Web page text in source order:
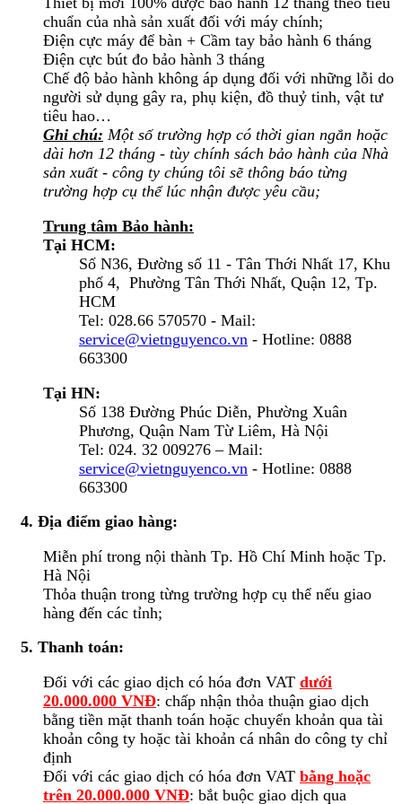
chuẩn của nhà sản xuất đối với máy chính;
Điện cực máy để bàn + Cầm tay bảo hành 6 tháng
Điện cực bút đo bảo hành 3 tháng
Chế độ bảo hành không áp dụng đối với những lỗi do
người sử dụng gây ra, phụ kiện, đồ thuỷ tinh, vật tư
tiêu hao…
Ghi chú: Một số trường hợp có thời gian ngắn hoặc
dài hơn 12 tháng - tùy chính sách bảo hành của Nhà
sản xuất - công ty chúng tôi sẽ thông báo từng
trường hợp cụ thể lúc nhận được yêu cầu;
Trung tâm Bảo hành:
Tại HCM:
Số N36, Đường số 11 - Tân Thới Nhất 17, Khu
phố 4, Phường Tân Thới Nhất, Quận 12, Tp.
HCM
Tel: 028.66 570570 - Mail:
service@vietnguyenco.vn - Hotline: 0888
663300
Tại HN:
Số 138 Đường Phúc Diễn, Phường Xuân
Phương, Quận Nam Từ Liêm, Hà Nội
Tel: 024. 32 009276 – Mail:
service@vietnguyenco.vn - Hotline: 0888
663300
4. Địa điểm giao hàng:
Miễn phí trong nội thành Tp. Hồ Chí Minh hoặc Tp.
Hà Nội
Thỏa thuận trong từng trường hợp cụ thể nếu giao
hàng đến các tỉnh;
5. Thanh toán:
Đối với các giao dịch có hóa đơn VAT dưới
20.000.000 VNĐ: chấp nhận thỏa thuận giao dịch
bằng tiền mặt thanh toán hoặc chuyển khoản qua tài
khoản công ty hoặc tài khoản cá nhân do công ty chỉ
định
Đối với các giao dịch có hóa đơn VAT bằng hoặc
trên 20.000.000 VNĐ: bắt buộc giao dịch qua